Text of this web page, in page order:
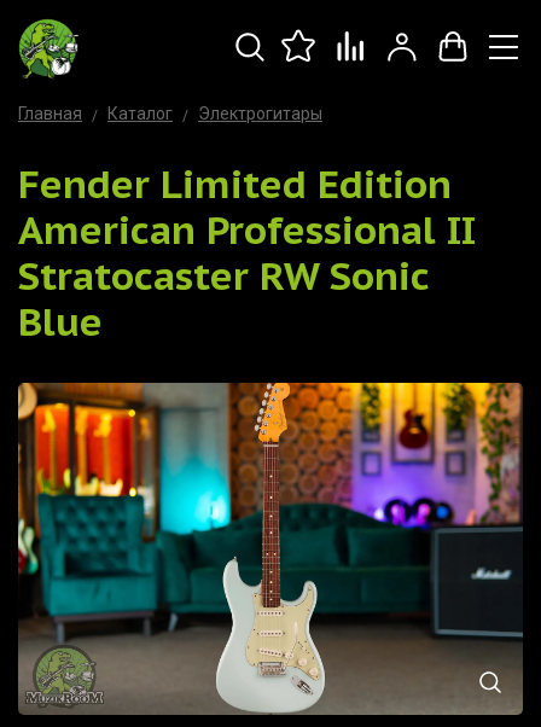
Главная Каталог Электрогитары
Fender Limited Edition
American Professional II
Stratocaster RW Sonic
Blue